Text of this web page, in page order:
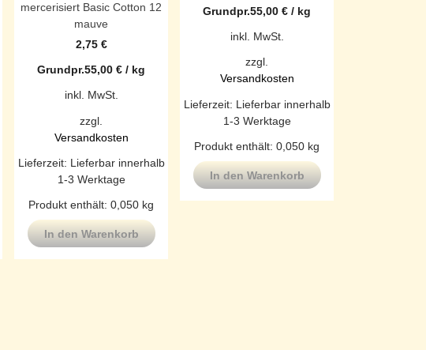
mercerisiert Basic Cotton 12
mauve
2,75 €
Grundpr.55,00 € / kg
inkl. MwSt.
zzgl.
Versandkosten
Lieferzeit: Lieferbar innerhalb
1-3 Werktage
Produkt enthält: 0,050 kg
In den Warenkorb
Grundpr.55,00 € / kg
inkl. MwSt.
zzgl.
Versandkosten
Lieferzeit: Lieferbar innerhalb
1-3 Werktage
Produkt enthält: 0,050 kg
In den Warenkorb